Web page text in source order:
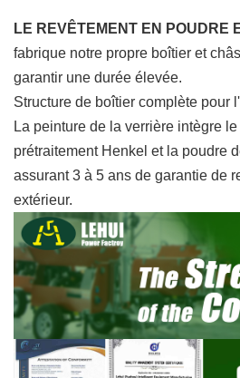
LE REVÊTEMENT EN POUDRE
fabrique notre propre boîtier et
garantir une durée élevée.
Structure de boîtier complète pour
La peinture de la verrière intègre
prétraitement Henkel et la poudre
assurant 3 à 5 ans de garantie de
extérieur.